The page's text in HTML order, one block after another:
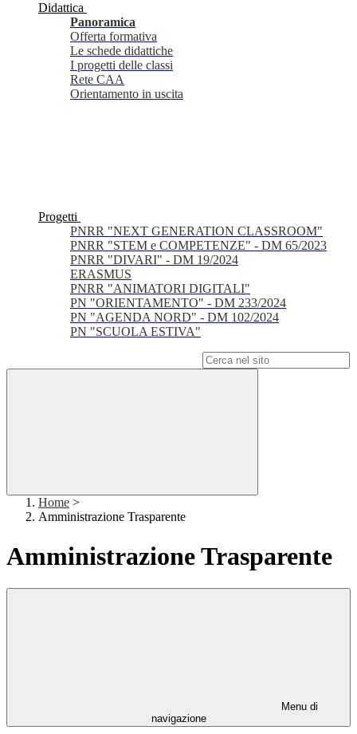
Didattica
Panoramica
Offerta formativa
Le schede didattiche
I progetti delle classi
Rete CAA
Orientamento in uscita
Progetti
PNRR "NEXT GENERATION CLASSROOM"
PNRR "STEM e COMPETENZE" - DM 65/2023
PNRR "DIVARI" - DM 19/2024
ERASMUS
PNRR "ANIMATORI DIGITALI"
PN "ORIENTAMENTO" - DM 233/2024
PN "AGENDA NORD" - DM 102/2024
PN "SCUOLA ESTIVA"
Home >
Amministrazione Trasparente
Amministrazione Trasparente
Menu di
navigazione